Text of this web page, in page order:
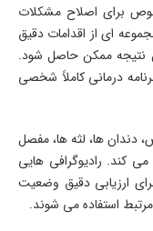
برای اصلاح مشکلات
ای از اقدامات دقیق
نتیجه ممکن حاصل شود.
درمانی کاملاً شخصی
دندان ها، لثه ها، مفصل
کند. رادیوگرافی هایی
ارزیابی دقیق وضعیت
استفاده می شوند.